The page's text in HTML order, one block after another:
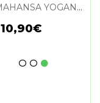
PARAMAHANSA YOGANANDA
10,90€